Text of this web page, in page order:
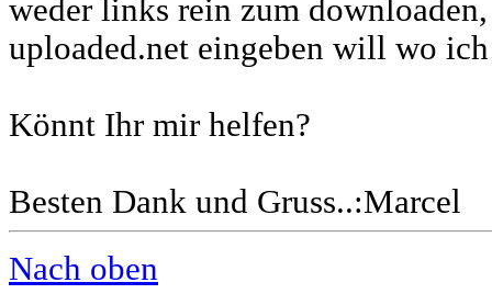
weder links rein zum
uploaded.net eingeben will wo
Könnt Ihr mir helfen?
Besten Dank und Gruss..:Marcel
Nach oben